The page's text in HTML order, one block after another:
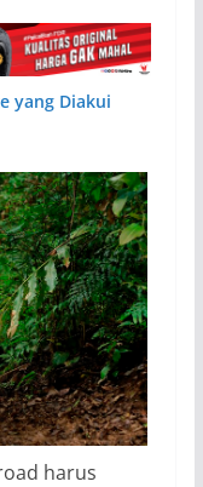
yang Diakui
harus